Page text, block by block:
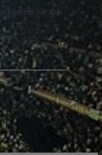
bort det när som